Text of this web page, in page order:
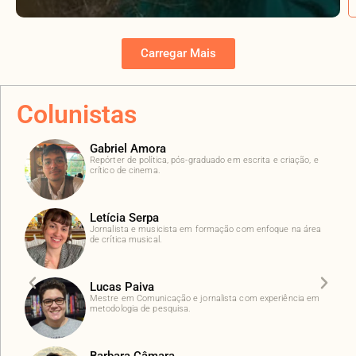
Carregar Mais
Colunistas
Gabriel Amora
Repórter de política, pós-graduado em escrita e criação, e
crítico de cinema.
Letícia Serpa
Jornalista e musicista em formação com enfoque na área
de crítica musical.
Lucas Paiva
Mestre em Comunicação e jornalista com experiência em
metodologia de pesquisa.